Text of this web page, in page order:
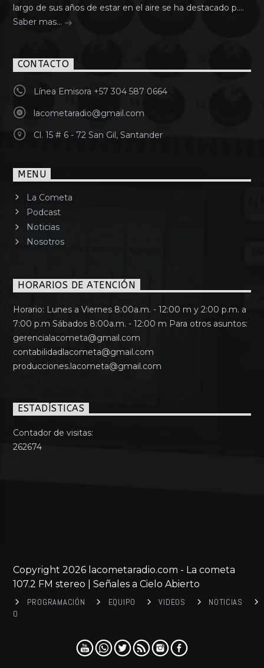
largo de sus años de estar en el aire se ha destacado p....
Saber mas...
CONTACTO
Línea Emisora +57 304 587 0664
lacometaradio@gmail.com
Cl. 15 # 6 - 72 San Gil, Santander
MENU
La Cometa
Podcast
Noticias
Nosotros
HORARIOS DE ATENCIÓN
Horario: Lunes a Viernes 8:00a.m. - 12:00 m y 2:00 p.m. a
7:00 p.m Sábados 8:00a.m. - 12:00 m Para otros asuntos:
gerencialacometa@gmail.com
contabilidadlacometa@gmail.com
producciones.lacometa@gmail.com
ESTADÍSTICAS
Contador de visitas:
262674
Copyright 2026 lacometaradio.com - La cometa
107.2 FM stereo | Señales a Cielo Abierto
PROGRAMACIÓN EQUIPO VIDEOS
NOTICIAS
0